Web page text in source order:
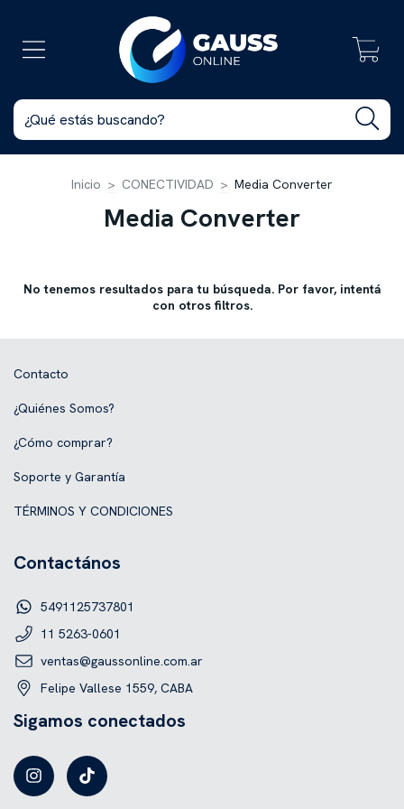
Inicio > CONECTIVIDAD > Media Converter
Media Converter
No tenemos resultados para tu búsqueda. Por favor, intentá
con otros filtros.
Contacto
¿Quiénes Somos?
¿Cómo comprar?
Soporte y Garantía
TÉRMINOS Y CONDICIONES
Contactános
5491125737801
11 5263-0601
ventas@gaussonline.com.ar
Felipe Vallese 1559, CABA
Sigamos conectados